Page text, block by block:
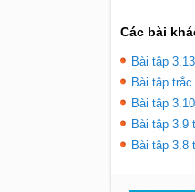
Các bài
Bài tập
Bài tập
Bài tập
Bài tập 3.9
Bài tập 3.8